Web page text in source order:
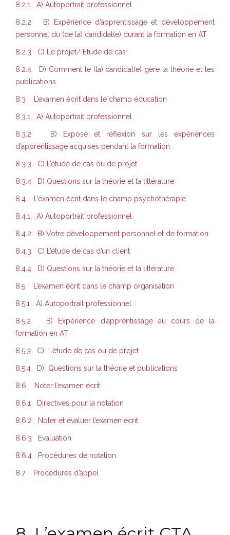
8.2.1 A) Autoportrait professionnel
8.2.2 B) Expérience d’apprentissage et développement
personnel du (de la) candidat(e) durant la formation en AT
8.2.3 C) Le projet/ Etude de cas
8.2.4 D) Comment le (la) candidat(e) gère la théorie et les
publications
8.3 L’examen écrit dans le champ éducation
8.3.1 A) Autoportrait professionnel
8.3.2 B) Exposé et réflexion sur les expériences
d’apprentissage acquises pendant la formation
8.3.3 C) L’étude de cas ou de projet
8.3.4 D) Questions sur la théorie et la littérature
8.4 L’examen écrit dans le champ psychothérapie
8.4.1 A) Autoportrait professionnel
8.4.2 B) Votre développement personnel et de formation
8.4.3 C) L’étude de cas d’un client
8.4.4 D) Questions sur la théorie et la littérature
8.5 L’examen écrit dans le champ organisation
8.5.1 A) Autoportrait professionnel
8.5.2 B) Expérience d’apprentissage au cours de la
formation en AT
8.5.3 C) L’étude de cas ou de projet
8.5.4 D) Questions sur la théorie et publications
8.6 Noter l’examen écrit
8.6.1 Directives pour la notation
8.6.2 Noter et évaluer l’examen écrit
8.6.3 Evaluation
8.6.4 Procédures de notation
8.7 Procédures d’appel